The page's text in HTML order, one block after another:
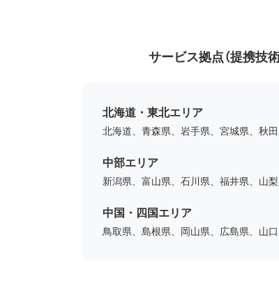
サービス拠点（提携技
北海道・東北エリア
北海道、青森県、岩手県、宮城県、秋
中部エリア
新潟県、富山県、石川県、福井県、山
中国・四国エリア
鳥取県、島根県、岡山県、広島県、山